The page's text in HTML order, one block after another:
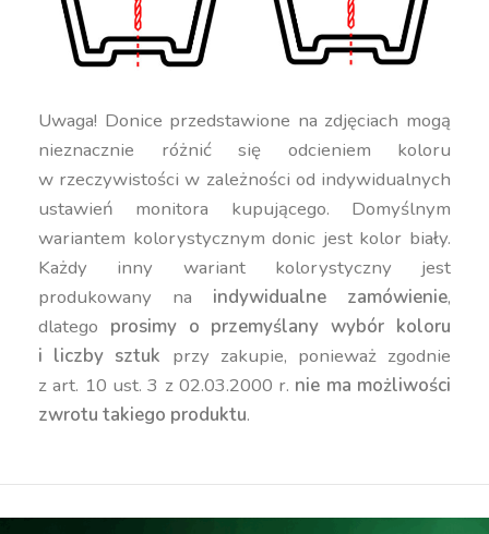
Uwaga! Donice przedstawione na zdjęciach mogą
nieznacznie różnić się odcieniem koloru
w rzeczywistości w zależności od indywidualnych
ustawień monitora kupującego. Domyślnym
wariantem kolorystycznym donic jest kolor biały.
Każdy inny wariant kolorystyczny jest
produkowany na indywidualne zamówienie,
dlatego prosimy o przemyślany wybór koloru
i liczby sztuk przy zakupie, ponieważ zgodnie
z art. 10 ust. 3 z 02.03.2000 r. nie ma możliwości
zwrotu takiego produktu.